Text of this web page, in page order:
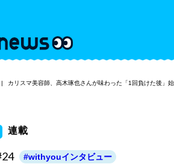
カリスマ美容師、高木琢也さんが味わった「1回負けた後」
連載
#withyouインタビュー